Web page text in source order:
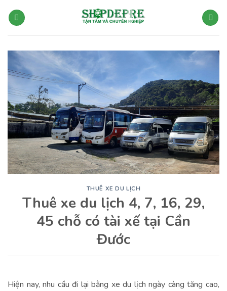
qua
THUÊ XE DU LỊCH
Thuê xe du lịch 4, 7, 16, 29,
45 chỗ có tài xế tại Cần
Đước
Hiện nay, nhu cầu đi lại bằng xe du lịch ngày càng tăng cao,